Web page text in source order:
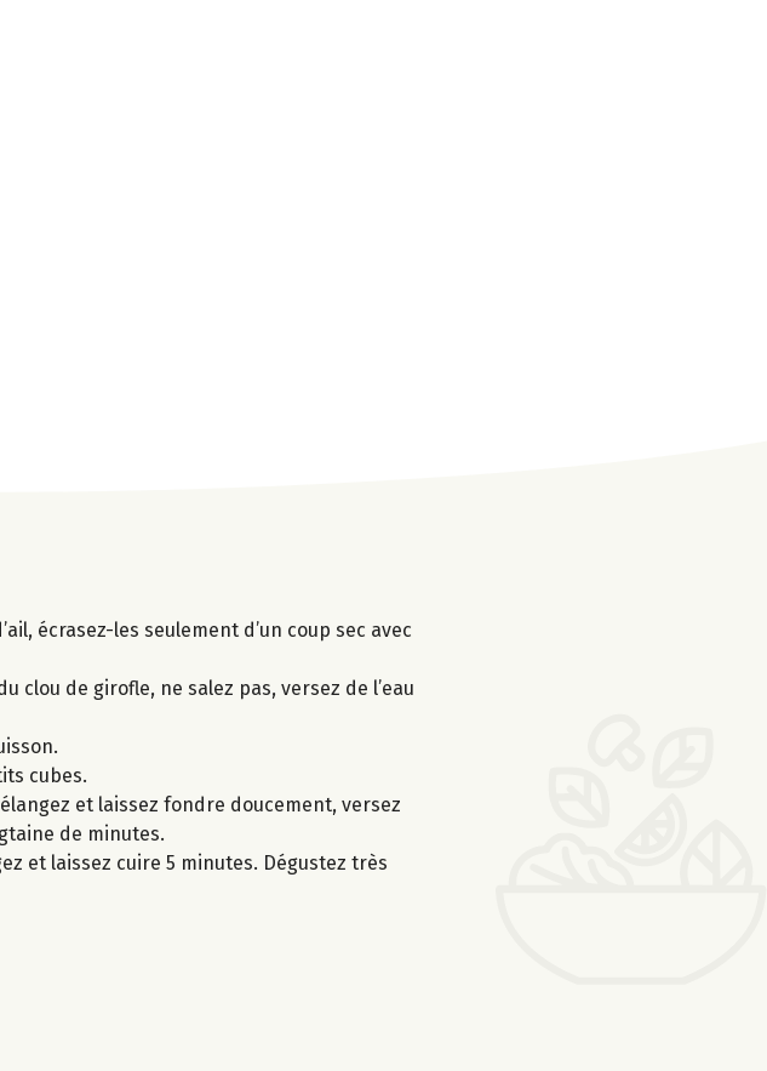
écrasez-les seulement d’un coup sec avec
clou de girofle, ne salez pas, versez de l’eau
cubes.
et laissez fondre doucement, versez
de minutes.
et laissez cuire 5 minutes. Dégustez très